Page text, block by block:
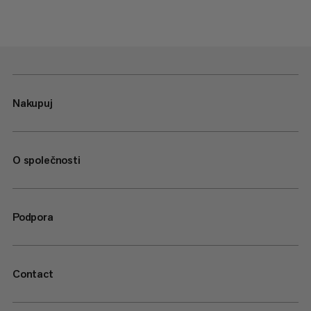
Nakupuj
O společnosti
Podpora
Contact